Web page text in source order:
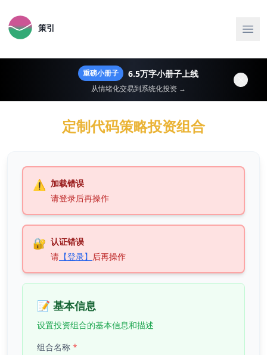
策引
重磅小册子 6.5万字小册子上线
从情绪化交易到系统化投资 →
定制代码策略投资组合
⚠️ 加载错误
请登录后再操作
🔐 认证错误
请 【登录】 后再操作
📝 基本信息
设置投资组合的基本信息和描述
组合名称 *